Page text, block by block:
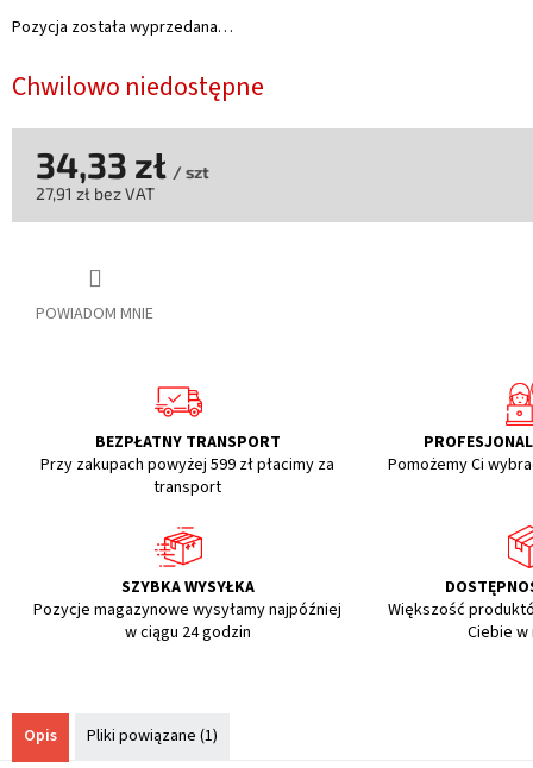
Chwilowo niedostępne
Pozycja została wyprzedana…
POWIADOM MNIE
34,33 zł / szt
27,91 zł bez VAT
BEZPŁATNY TRANSPORT
Przy zakupach powyżej 599 zł płacimy za
transport
Pomożemy Ci
SZYBKA WYSYŁKA
Pozycje magazynowe wysyłamy najpóźniej
w ciągu 24 godzin
Większość
Ciebie
Opis Pliki powiązane (1)